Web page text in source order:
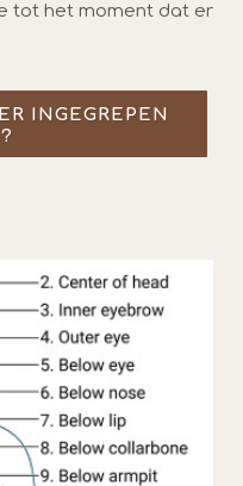
tot het moment dat er
INGEGREPEN